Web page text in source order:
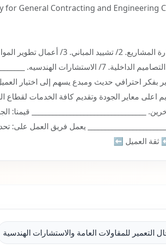
for General Contracting and Engineering
المعمارية. 6/ التصاميم الداخلية. 7/
بفكر احترافي حديث ومبدع يسهم إلى اختيار
اعلى معاير الجودة وتقديم كافة الخدمات
_________________________________ قيمنا:
يعمل فريق العمل
ثقة العميل ⬅️